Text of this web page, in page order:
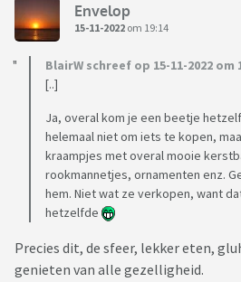
Envelop
15-11-2022 om 19:14
BlairW schreef op 15-11-2022 om
[..]
Ja, overal kom je een beetje
helemaal niet om iets te kopen,
kraampjes met overal mooie
rookmannetjes, ornamenten enz.
hem. Niet wat ze verkopen, want
hetzelfde
Precies dit, de sfeer, lekker eten,
genieten van alle gezelligheid.